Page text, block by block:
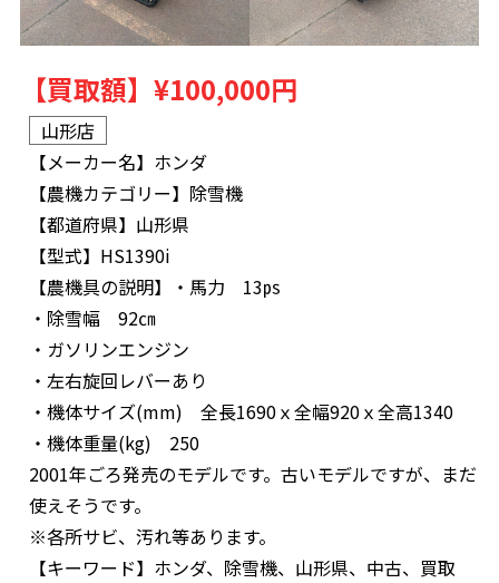
【買取額】 ¥100,000円
山形店
【メーカー名】 ホンダ
【農機カテゴリー】 除雪機
【都道府県】 山形県
【型式】 HS1390i
【農機具の説明】
・馬力 13㎰
・除雪幅 92㎝
・ガソリンエンジン
・左右旋回レバーあり
・機体サイズ(mm) 全長1690ｘ全幅920ｘ全高1340
・機体重量(kg) 250
2001年ごろ発売のモデルです。古いモデルですが、まだ
使えそうです。
※各所サビ、汚れ等あります。
【キーワード】 ホンダ、除雪機、山形県、中古、買取